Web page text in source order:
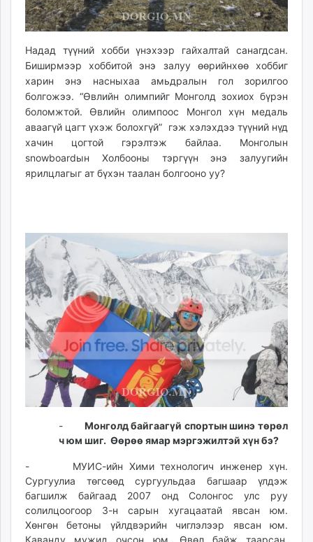
ugluu.mn
urlag.mn
unen.mn
asu.mn
shudarga.mn
shuurhai.mn
unuudur.mn
isee.mn
mglradio.com
times.mn
tvmongolia.mn
mass.mn
unegui.mn
assa.mn
toim.mn
tac.mn
paparazzi.mn
unread.today
Надад түүний хобби үнэхээр гайхалтай санагдсан.
Биширмээр хоббитой энэ залуу өөрийнхөө хоббиг
харин энэ насныхаа амьдралын гол зорилгоо
болгожээ. “Өвлийн олимпийг Монголд зохиох бүрэн
боломжтой. Өвлийн олимпоос Монгол хүн медaль
аваагүй цагт үхэж болохгүй” гэж хэлэхдээ түүний нүд
хачин цогтой гэрэлтэж байлаа. Монголын
snowboardын Холбооны тэргүүн энэ залуугийн
ярилцлагыг ат бүхэн таалан болгооно уу?
- Монголд байгаагүй спортын шинэ төрөл
ч юм шиг. Өөрөө ямар мэргэжилтэй хүн бэ?
- МУИС-ийн Хими технологич инженер хүн.
Сургуулиа төгсөөд сургуульдаа багшаар үлдэж
багшилж байгаад 2007 онд Солонгос улс руу
солилцоогоор 3-н сарын хугацаатай явсан юм.
Хөнгөн бетоны үйлдвэрийн чиглэлээр явсан юм.
Каванду мужид очсон юм. Өвөл байж таарсан.